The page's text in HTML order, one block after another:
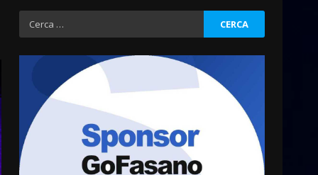
Ricerca
per:
6 Agosto 2026 18:13
Carta d’identità: continua il
piano di aperture
straordinarie del Comune di
Fasano
6 Agosto 2026 14:16